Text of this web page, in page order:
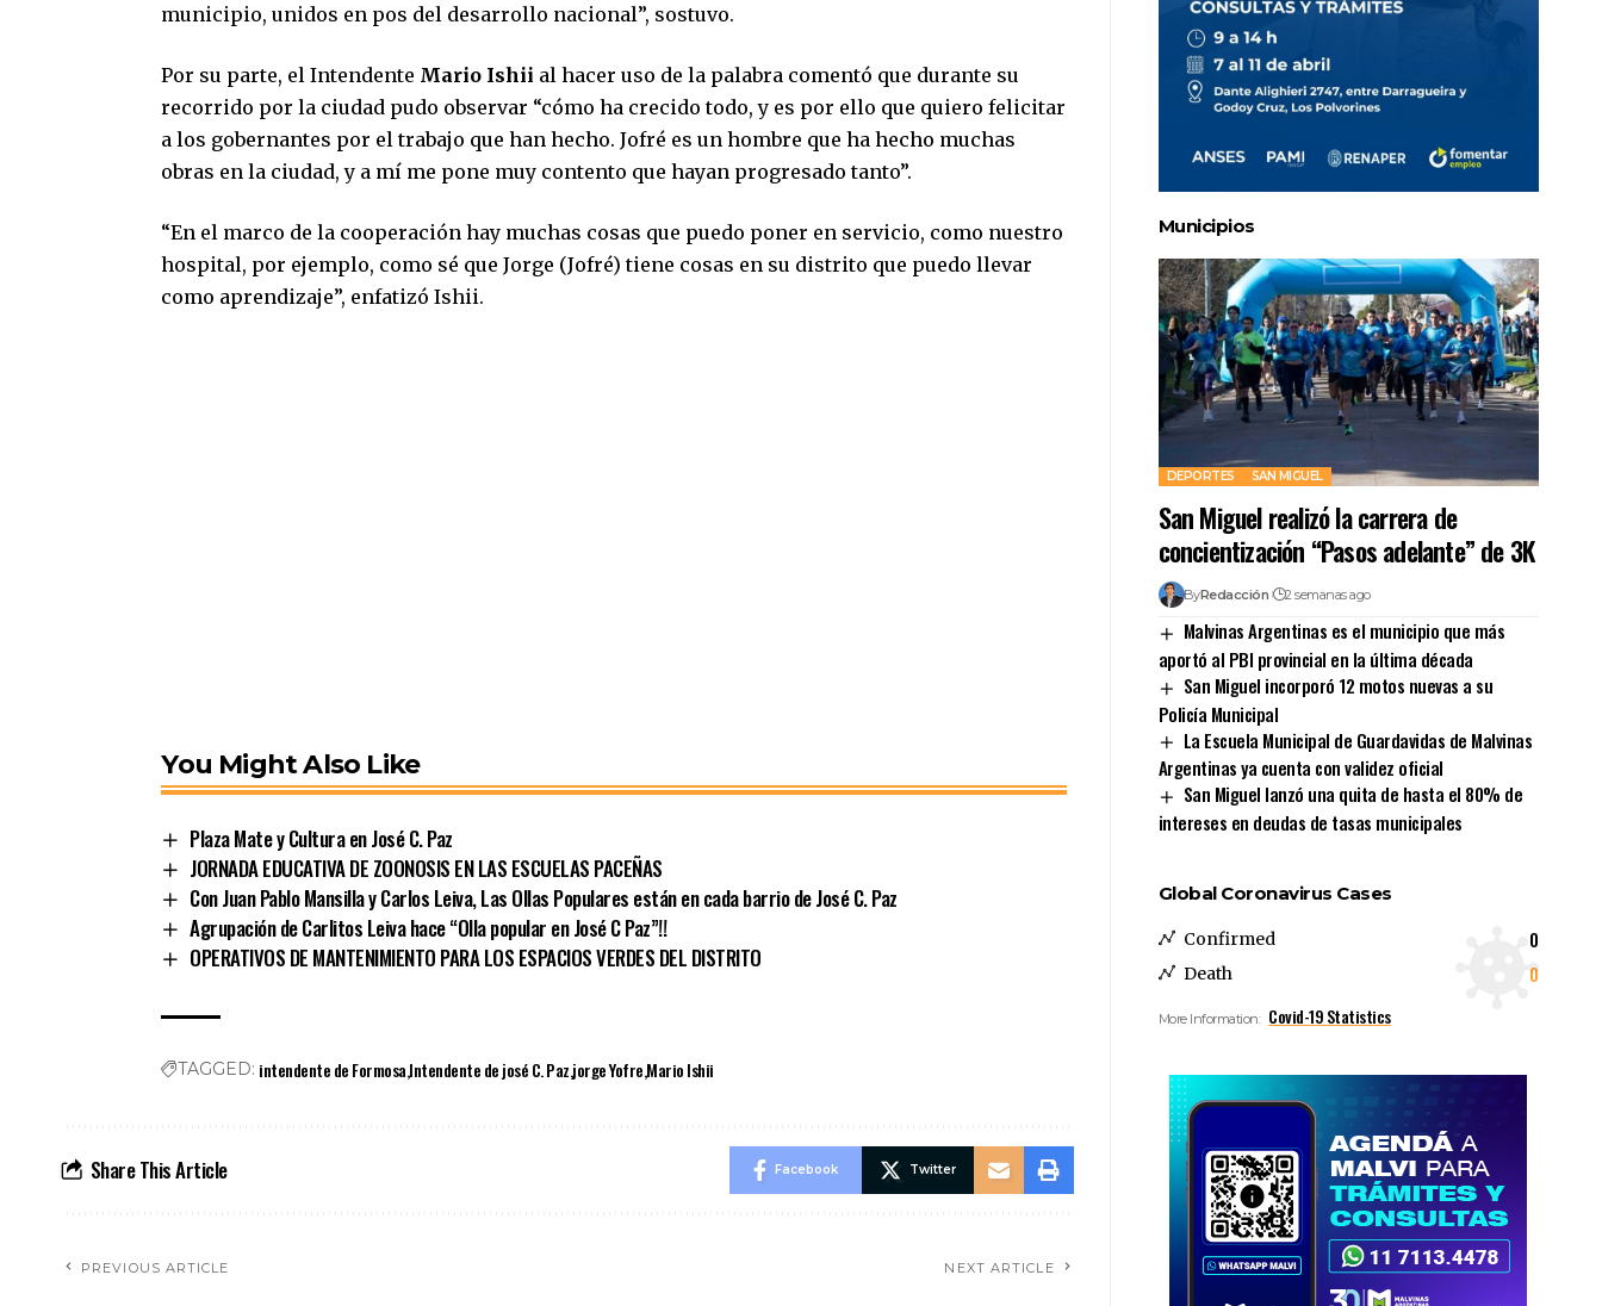
municipio, unidos en pos del desarrollo nacional”, sostuvo.
Por su parte, el Intendente Mario Ishii al hacer uso de la palabra comentó que durante su
recorrido por la ciudad pudo observar “cómo ha crecido todo, y es por ello que quiero felicitar
a los gobernantes por el trabajo que han hecho. Jofré es un hombre que ha hecho muchas
obras en la ciudad, y a mí me pone muy contento que hayan progresado tanto”.
“En el marco de la cooperación hay muchas cosas que puedo poner en servicio, como nuestro
hospital, por ejemplo, como sé que Jorge (Jofré) tiene cosas en su distrito que puedo llevar
como aprendizaje”, enfatizó Ishii.
You Might Also Like
Plaza Mate y Cultura en José C. Paz
JORNADA EDUCATIVA DE ZOONOSIS EN LAS ESCUELAS PACEÑAS
Con Juan Pablo Mansilla y Carlos Leiva, Las Ollas Populares están en cada barrio de José C. Paz
Agrupación de Carlitos Leiva hace “Olla popular en José C Paz”!!
OPERATIVOS DE MANTENIMIENTO PARA LOS ESPACIOS VERDES DEL DISTRITO
TAGGED: intendente de FormosaIntendente de josé C. Pazjorge YofreMario Ishii
Share This Article Facebook Twitter
PREVIOUS ARTICLE NEXT ARTICLE
Municipios
DEPORTES SAN MIGUEL
San Miguel realizó la carrera de
concientización “Pasos adelante” de 3K
ByRedacción 2 semanas ago
Malvinas Argentinas es el municipio que más
aportó al PBI provincial en la última década
San Miguel incorporó 12 motos nuevas a su
Policía Municipal
La Escuela Municipal de Guardavidas de Malvinas
Argentinas ya cuenta con validez oficial
San Miguel lanzó una quita de hasta el 80% de
intereses en deudas de tasas municipales
Global Coronavirus Cases
Confirmed 0
Death 0
More Information: Covid-19 Statistics